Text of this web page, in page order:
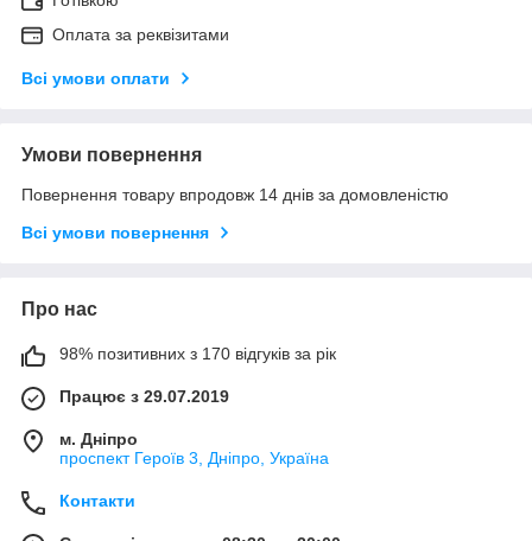
Оплата за реквізитами
Всі умови оплати
Умови повернення
Повернення товару впродовж 14 днів за домовленістю
Всі умови повернення
Про нас
98% позитивних з 170 відгуків за рік
Працює з 29.07.2019
м. Дніпро
проспект Героїв 3, Дніпро, Україна
Контакти